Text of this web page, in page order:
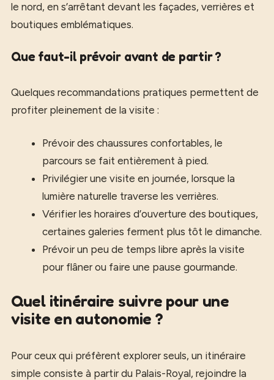
le nord, en s’arrêtant devant les façades, verrières et
boutiques emblématiques.
Que faut-il prévoir avant de partir ?
Quelques recommandations pratiques permettent de
profiter pleinement de la visite :
Prévoir des chaussures confortables, le
parcours se fait entièrement à pied.
Privilégier une visite en journée, lorsque la
lumière naturelle traverse les verrières.
Vérifier les horaires d’ouverture des boutiques,
certaines galeries ferment plus tôt le dimanche.
Prévoir un peu de temps libre après la visite
pour flâner ou faire une pause gourmande.
Quel itinéraire suivre pour une
visite en autonomie ?
Pour ceux qui préfèrent explorer seuls, un itinéraire
simple consiste à partir du Palais-Royal, rejoindre la